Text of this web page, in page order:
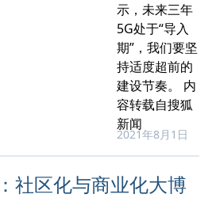
示，未来三年
5G处于“导入
期”，我们要坚
持适度超前的
建设节奏。 内
容转载自搜狐
新闻
2021年8月1日
社区化与商业化大博